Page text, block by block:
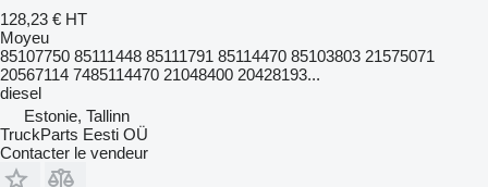
128,23 € HT
Moyeu
85107750 85111448 85111791 85114470 85103803 21575071
20567114 7485114470 21048400 20428193...
diesel
Estonie, Tallinn
TruckParts Eesti OÜ
Contacter le vendeur